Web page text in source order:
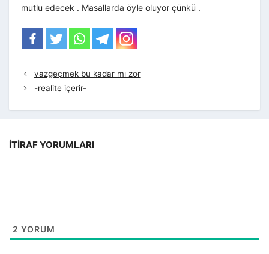
mutlu edecek . Masallarda öyle oluyor çünkü .
vazgeçmek bu kadar mı zor
-realite içerir-
İTIRAF YORUMLARI
2 YORUM